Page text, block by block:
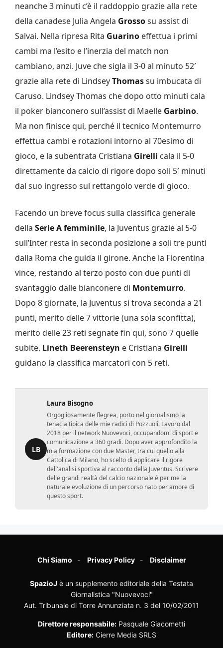
neanche 3 minuti c’è il raddoppio grazie alla rete
della canadese Julia Angela Grossosu assist di
Salvai. Nella ripresa Rita Guarino effettua i primi
cambi ma l’esito e l’inerzia del match non
cambiano, anzi. Juve che sigla il 3-0 al minuto 52′
grazie alla rete di LindseyThomassu imbucata di
Caruso. Lindsey Thomas che dopo otto minuti cala
il poker bianconero sull’assist di Maelle Garbino.
Ma non finisce qui, perché il tecnico Montemurro
effettua cambi e rotazioni intorno al 70esimo di
gioco, e la subentrata Cristiana Girelli cala il 5-0
direttamente da calcio di rigore dopo soli 5′ minuti
dal suo ingresso sul rettangolo verde di gioco.
Facendo un breve focus sulla classifica generale
della Serie A femminile, la Juventus grazie al 5-0
sull’Inter resta in seconda posizione a soli tre punti
dalla Roma che guida il girone. Anche la Fiorentina
vince, restando al terzo posto con due punti di
svantaggio dalle bianconere di Montemurro.
Dopo 8 giornate, la Juventus si trova seconda a 21
punti, merito delle 7 vittorie (una sola sconfitta),
merito delle 23 reti segnate fin qui, sono 7 quelle
subite. Lineth Beerensteyn e Cristiana Girelli
guidano la classifica marcatori con 5 reti.
LB
Laura Bisogno
Orgogliosamente flegrea, porto nel giornalismo la
tenacia tipica delle mie radici di Pozzuoli. Lavoro dal
2018 per il network Nuovevoci, occupandomi di sport e
comunicazione a 360 gradi. Dopo aver approfondito la
mia formazione con due Master, tra cui quello alla
Cattolica di Milano, ho scelto di applicare il rigore
dell'analisi sportiva al racconto della Juventus. Scrivere
delle grandi realtà del calcio nazionale è per me la
naturale evoluzione di un percorso nato per amore di
questo sport.
Chi Siamo Privacy Policy Disclaimer
SpazioJ è un supplemento editoriale della Testata
Giornalistica "Nuovevoci"
Aut. Tribunale di Torre Annunziata n. 3 del 10/02/2011
Direttore responsabile: Pasquale Giacometti
Editore: Cierre Media SRLS